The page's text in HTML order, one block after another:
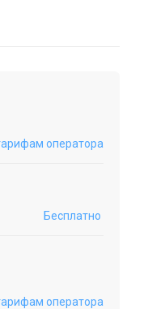
оператора
Бесплатно
оператора